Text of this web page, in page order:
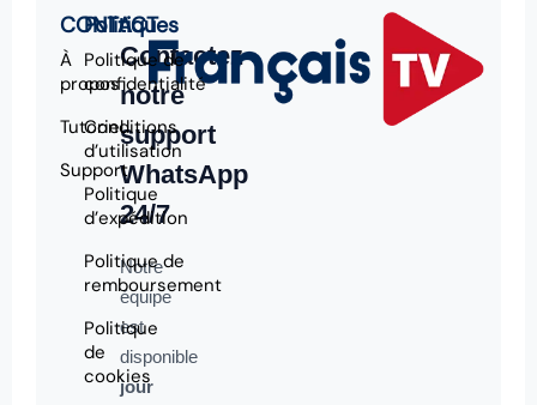
CONTACT
À
propos
Tutoriel
Support
Politiques
Politique de
confidentialité
Conditions
d’utilisation
Politique
d’expédition
Politique de
remboursement
Politique
de
cookies
Contactez
notre
support
WhatsApp
24/7
Notre
équipe
est
disponible
jour